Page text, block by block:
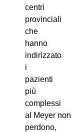
centri
provinciali
che
hanno
indirizzato
i
pazienti
più
complessi
al Meyer non
perdono,